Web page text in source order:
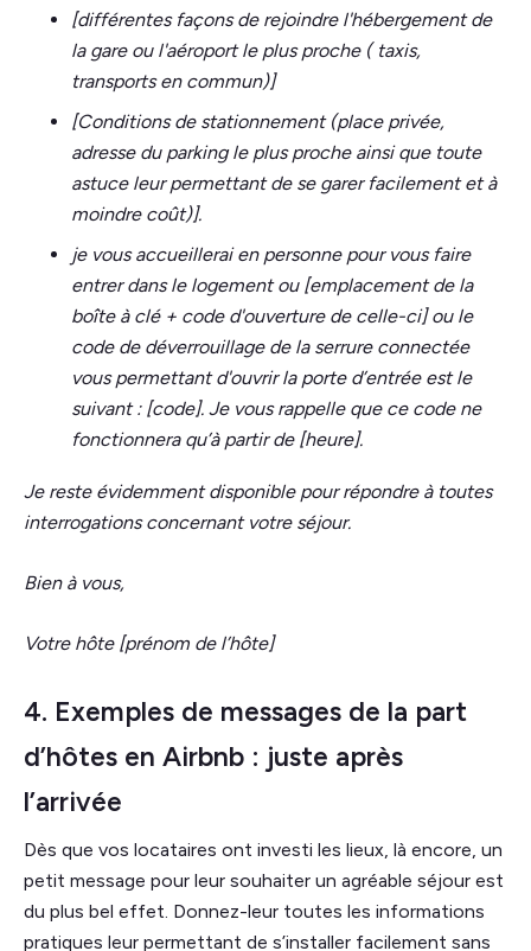
[différentes façons de rejoindre l'hébergement de
la gare ou l'aéroport le plus proche ( taxis,
transports en commun)]
[Conditions de stationnement (place privée,
adresse du parking le plus proche ainsi que toute
astuce leur permettant de se garer facilement et à
moindre coût)].
je vous accueillerai en personne pour vous faire
entrer dans le logement ou [emplacement de la
boîte à clé + code d'ouverture de celle-ci] ou le
code de déverrouillage de la serrure connectée
vous permettant d'ouvrir la porte d’entrée est le
suivant : [code]. Je vous rappelle que ce code ne
fonctionnera qu’à partir de [heure].
Je reste évidemment disponible pour répondre à toutes
interrogations concernant votre séjour.
Bien à vous,
Votre hôte [prénom de l’hôte]
4. Exemples de messages de la part
d’hôtes en Airbnb : juste après
l’arrivée
Dès que vos locataires ont investi les lieux, là encore, un
petit message pour leur souhaiter un agréable séjour est
du plus bel effet. Donnez-leur toutes les informations
pratiques leur permettant de s’installer facilement sans